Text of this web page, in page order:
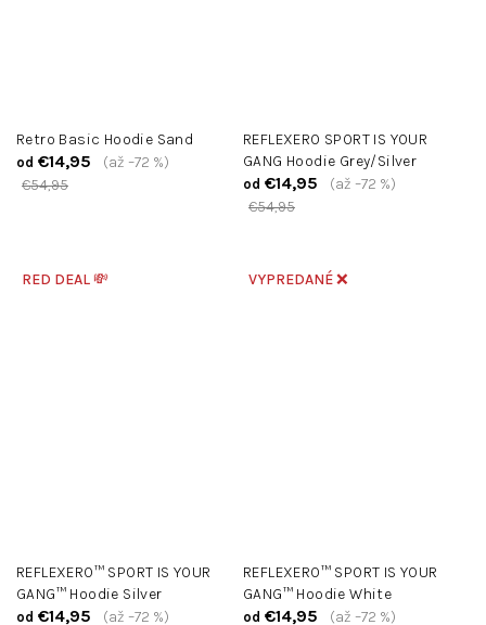
Retro Basic Hoodie Sand
od €14,95
€54,95
(až –72 %)
REFLEXERO SPORT IS YOUR
GANG Hoodie Grey/Silver
od €14,95
€54,95
(až –72 %)
RED DEAL 💸
REFLEXERO™ SPORT IS YOUR
GANG™ Hoodie Silver
od €14,95 (až –72 %)
VYPREDANÉ ❌
REFLEXERO™ SPORT IS YOUR
GANG™ Hoodie White
od €14,95 (až –72 %)